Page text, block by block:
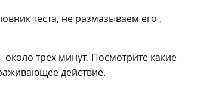
теста, не размазываем его ,
трех минут. Посмотрите какие
действие.